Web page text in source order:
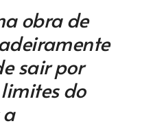
obra de
sair por
do